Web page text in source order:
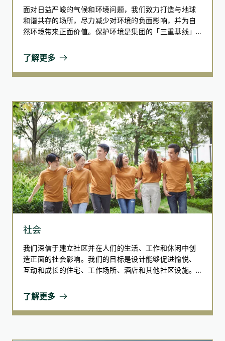
面对日益严峻的气候和环境问题，我们致力打造与地球
和谐共存的场所，尽力减少对环境的负面影响，并为自
然环境带来正面价值。保护环境是集团的「三重基线」
肩负环境责任的承诺。我们展望实现一个可持续地发展
的世界，因而积极努力在整个价值链上减少碳排放、提
高能源效率、推动循环经济模式及与各个持份者合作。
了解更多
社会
我们深信于建立社区并在人们的生活、工作和休闲中创
造正面的社会影响。我们的目标是设计能够促进愉悦、
互动和成长的住宅、工作场所、酒店和其他社区设施。
们致力打造共融空间，支持弱势群体并促进社会公平。
变革，创造可持续、公平和繁荣的环境。我们承诺与社
了解更多